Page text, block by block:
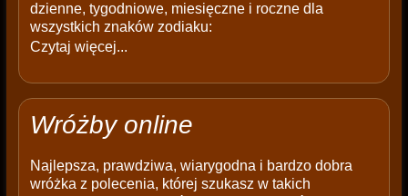
dzienne, tygodniowe, miesięczne i roczne dla
wszystkich znaków zodiaku:
Czytaj więcej...
Wróżby online
Najlepsza, prawdziwa, wiarygodna i bardzo dobra
wróżka z polecenia, której szukasz w takich